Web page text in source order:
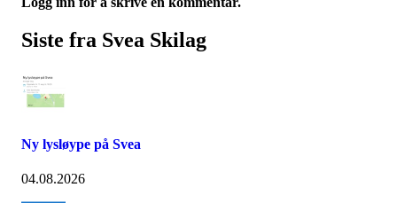
Siste fra Svea Skilag
Ny lysløype på Svea
04.08.2026